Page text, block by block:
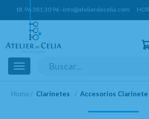
tlf. 96 381 30 96 · info@atelierdecelia.com
Toggle
navigation
Home Clarinetes Accesorios Clarinete